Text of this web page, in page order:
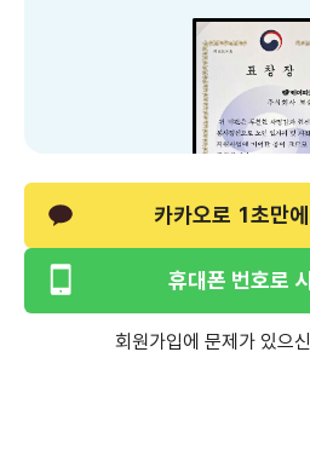
카카오로 1초만에
휴대폰 번호로
회원가입에 문제가 있으